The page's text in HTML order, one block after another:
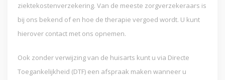
ziektekostenverzekering. Van de meeste zorgverzekeraars is
bij ons bekend of en hoe de therapie vergoed wordt. U kunt
hierover contact met ons opnemen.
Ook zonder verwijzing van de huisarts kunt u via Directe
Toegankelijkheid (DTF) een afspraak maken wanneer u